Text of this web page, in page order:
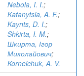
Nebola, I. I.;
Katanytsia, A. F.;
Kaynts, D. I.;
Shkirta, I. M.;
Шкирта, Ігор
Миколайович;
Korneichuk, A. V.